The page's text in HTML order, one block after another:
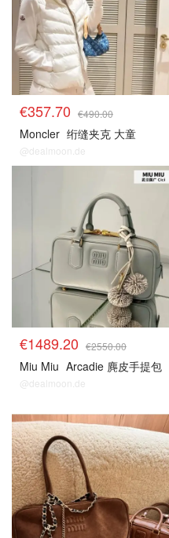
€357.70 €490.00
Moncler 绗缝夹克 大童
@dealmoon.de
€1489.20 €2550.00
Miu Miu Arcadie 麂皮手提包
@dealmoon.de